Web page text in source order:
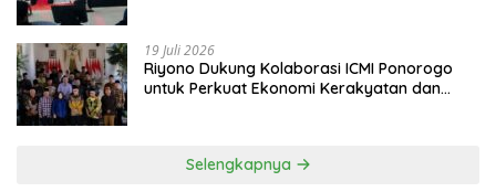
19 Juli 2026
Riyono Dukung Kolaborasi ICMI Ponorogo
untuk Perkuat Ekonomi Kerakyatan dan
Selengkapnya